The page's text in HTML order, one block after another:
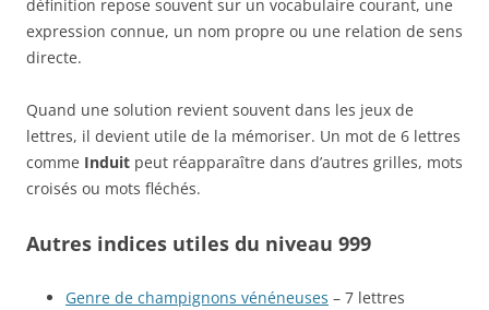
définition repose souvent sur un vocabulaire courant, une
expression connue, un nom propre ou une relation de sens
directe.
Quand une solution revient souvent dans les jeux de
lettres, il devient utile de la mémoriser. Un mot de 6 lettres
comme Induit peut réapparaître dans d’autres grilles, mots
croisés ou mots fléchés.
Autres indices utiles du niveau 999
Genre de champignons vénéneuses – 7 lettres